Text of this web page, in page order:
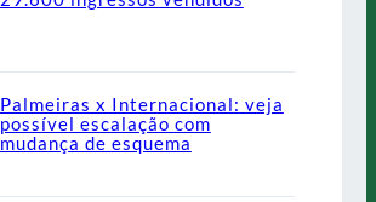
Palmeiras x Internacional: veja
possível escalação com
mudança de esquema